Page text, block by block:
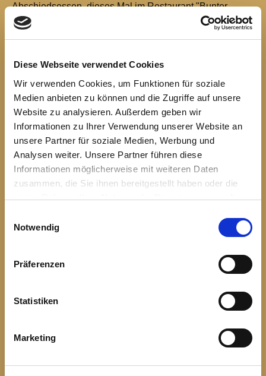
Diese Webseite verwendet Cookies
Wir verwenden Cookies, um Funktionen für soziale
Medien anbieten zu können und die Zugriffe auf unsere
Website zu analysieren. Außerdem geben wir
Informationen zu Ihrer Verwendung unserer Website an
unsere Partner für soziale Medien, Werbung und
Analysen weiter. Unsere Partner führen diese
Informationen möglicherweise mit weiteren Daten
zusammen, die Sie ihnen bereitgestellt haben oder die
sie im Rahmen Ihrer Nutzung der Dienste gesammelt
Notwendig
Präferenzen
Statistiken
Marketing
Abschiedsessen, dieses Mal im Restaurant "Bunter
Löwe".
Bilder: Verein
Text: Alexandra Bertram
Besuch der Ausstellung